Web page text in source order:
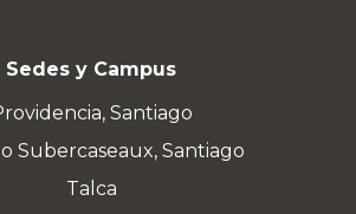
Sedes y Campus
Santiago
Subercaseaux, Santiago
Talca